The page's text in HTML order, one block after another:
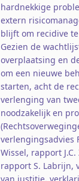
hardnekkige
extern
blijft om recidive
Gezien de
overplaatsing en
om een nieuwe
starten, acht de
verlenging van
noodzakelijk en
verlengingsadvies
Wissel, rapport
rapport S. Labrijn,
van justitie,